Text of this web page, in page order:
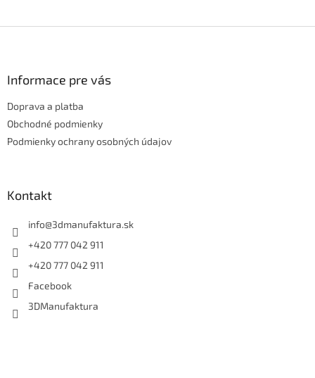
Informace pre vás
Doprava a platba
Obchodné podmienky
Podmienky ochrany osobných údajov
Kontakt
info@3dmanufaktura.sk
+420 777 042 911
+420 777 042 911
Facebook
3DManufaktura